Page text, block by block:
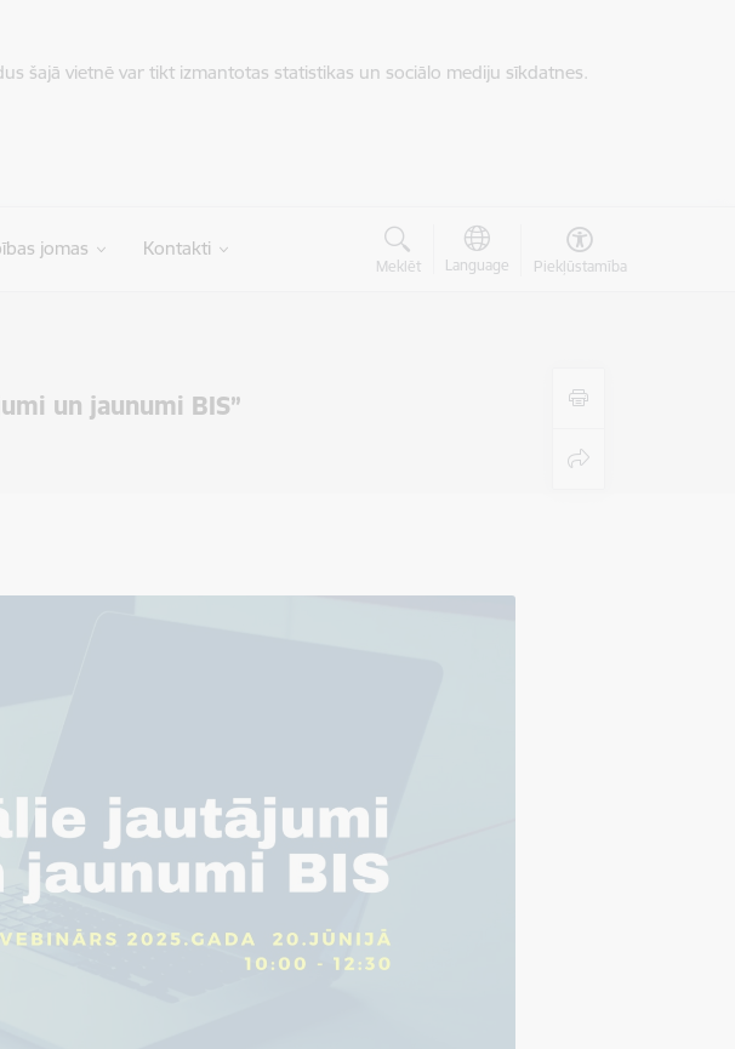
šajā vietnē var tikt izmantotas statistikas un sociālo mediju sīkdatnes.
jomas Kontakti
Meklēt Language Piekļūstamība
un jaunumi BIS”